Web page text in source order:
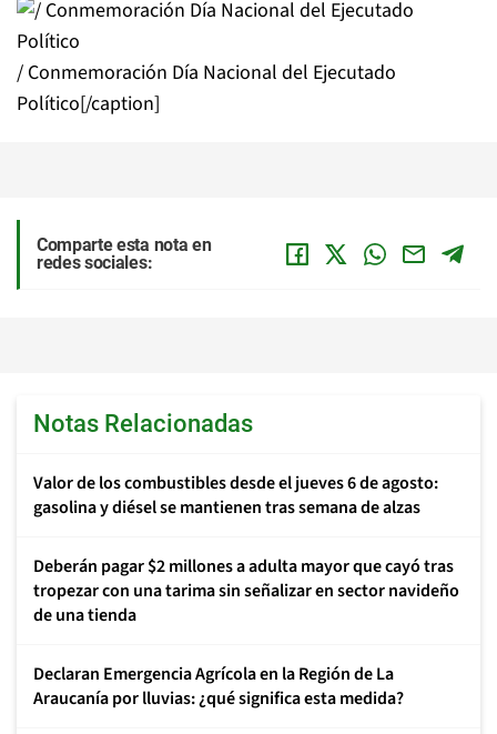
/ Conmemoración Día Nacional del Ejecutado
Político[/caption]
Comparte esta nota en
redes sociales:
Notas Relacionadas
Valor de los combustibles desde el jueves 6 de agosto:
gasolina y diésel se mantienen tras semana de alzas
Deberán pagar $2 millones a adulta mayor que cayó tras
tropezar con una tarima sin señalizar en sector navideño
de una tienda
Declaran Emergencia Agrícola en la Región de La
Araucanía por lluvias: ¿qué significa esta medida?